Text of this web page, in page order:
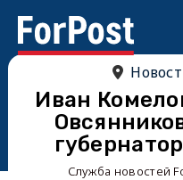
Иван
Служба новостей